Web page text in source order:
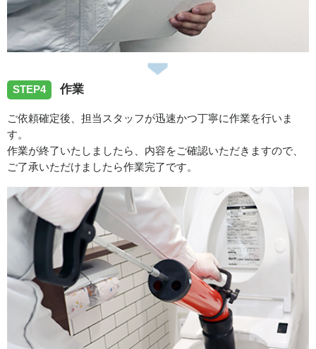
STEP4 作業
ご依頼確定後、担当スタッフが迅速かつ丁寧に作業を行いま
す。
作業が終了いたしましたら、内容をご確認いただきますので、
ご了承いただけましたら作業完了です。